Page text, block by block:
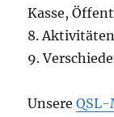
Kasse,
8.
9.
UnsereQSL-